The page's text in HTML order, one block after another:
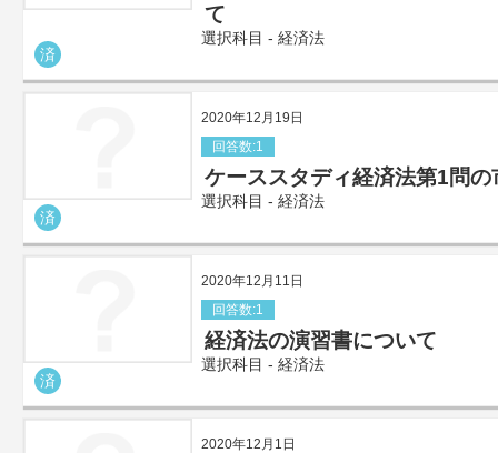
て
選択科目 - 経済法
済
2020年12月19日
回答数:1
ケーススタディ経済法第1問の
選択科目 - 経済法
済
2020年12月11日
回答数:1
経済法の演習書について
選択科目 - 経済法
済
2020年12月1日